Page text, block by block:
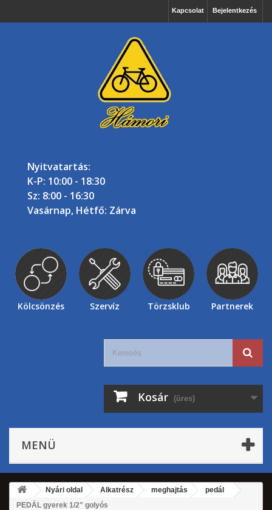
Bejelentkezés
Kapcsolat
Nyitvatartás:
K-P: 10:00 - 18:30
Sz: 8:00 - 16:30
Vasárnap, Hétfő: Zárva
Kölcsönzés Szervíz Törzsklub Partnerek
Kosár (üres)
MENÜ
Nyári oldal Alkatrész meghajtás
pedál
PEDÁL gyerek 1/2" golyós